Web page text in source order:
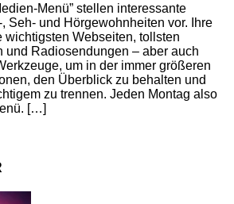
Menü” stellen interessante
Seh- und Hörgewohnheiten vor. Ihre
wichtigsten Webseiten, tollsten
und Radiosendungen – aber auch
um in der immer größeren
den Überblick zu behalten und
zu trennen. Jeden Montag also
[…]